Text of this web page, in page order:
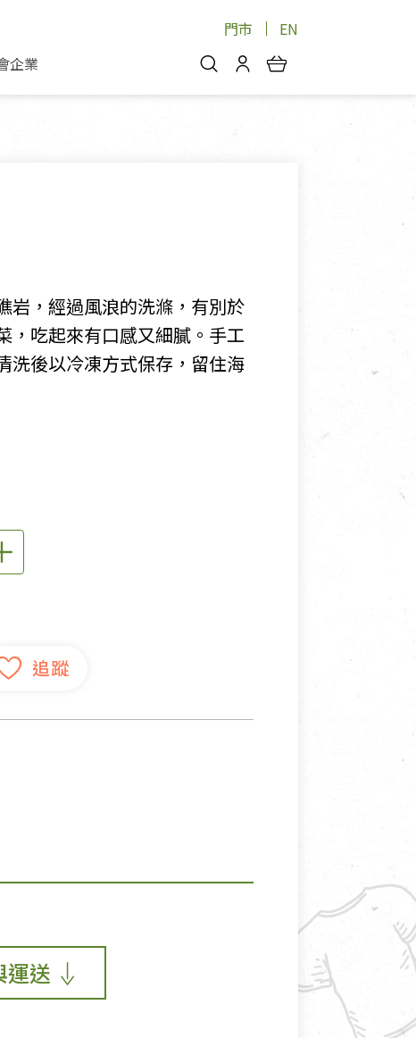
門市 EN
好文收藏
登入/註冊
券
企業
岩，經過風浪的洗滌，有別於
，吃起來有口感又細膩。手工
洗後以冷凍方式保存，留住海
運送